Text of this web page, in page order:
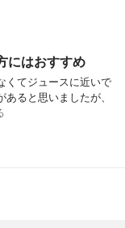
にはおすすめ
くてジュースに近いで
ると思いましたが、